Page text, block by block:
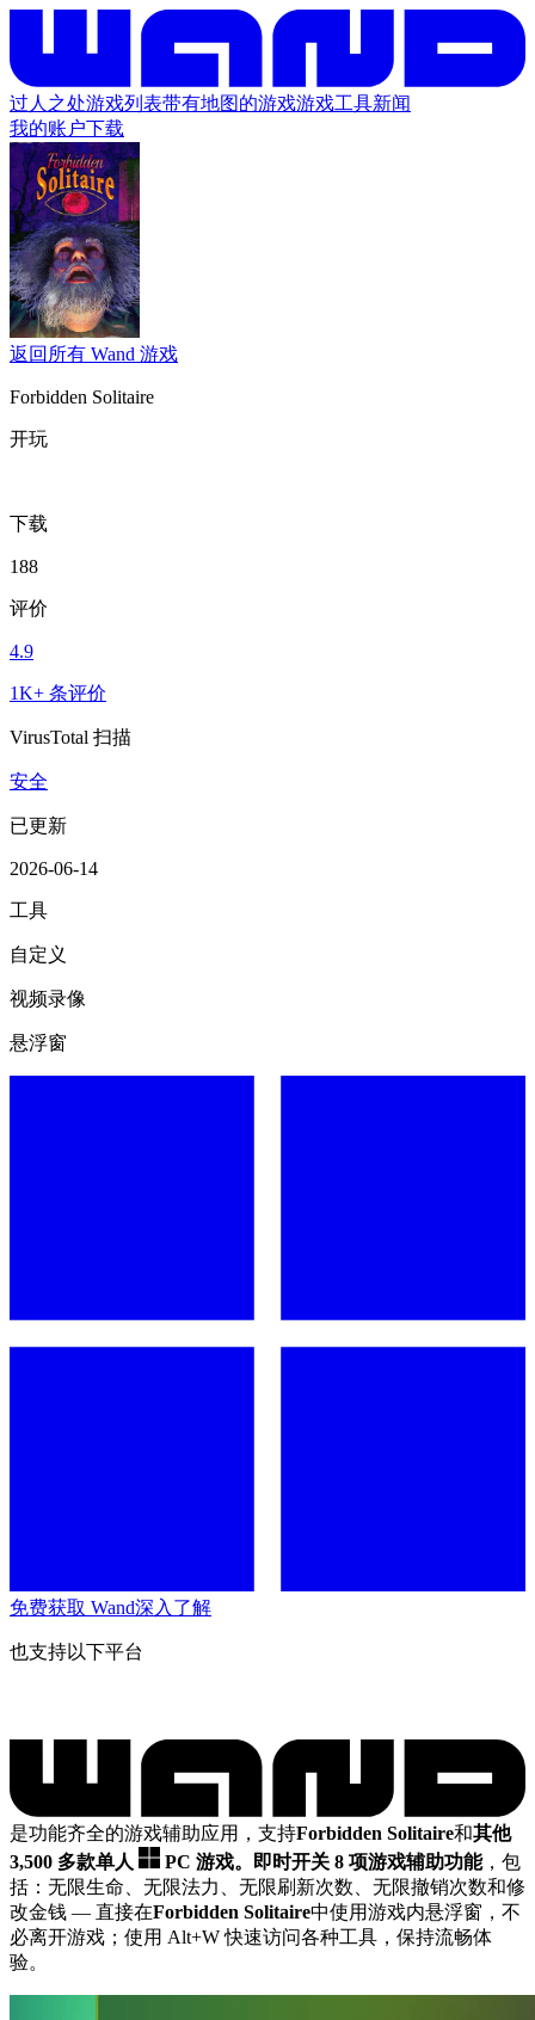
过人之处游戏列表带有地图的游戏游戏工具新闻
我的账户下载
返回所有 Wand 游戏
Forbidden Solitaire
开玩
下载
188
评价
4.9
1K+ 条评价
VirusTotal 扫描
安全
已更新
2026-06-14
工具
自定义
视频录像
悬浮窗
免费获取 Wand深入了解
也支持以下平台
是功能齐全的游戏辅助应用，支持Forbidden Solitaire和其他
3,500 多款单人
PC 游戏。 即时开关 8 项游戏辅助功能，包
括：无限生命、无限法力、无限刷新次数、无限撤销次数和修
改金钱 — 直接在Forbidden Solitaire中使用游戏内悬浮窗，不
必离开游戏；使用 Alt+W 快速访问各种工具，保持流畅体
验。